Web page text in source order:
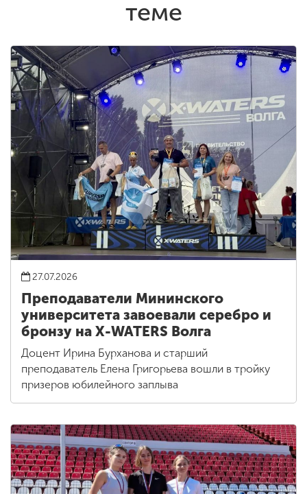
теме
27.07.2026
Преподаватели Мининского
университета завоевали серебро и
бронзу на X-WATERS Волга
Доцент Ирина Бурханова и старший
преподаватель Елена Григорьева вошли в тройку
призеров юбилейного заплыва